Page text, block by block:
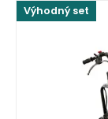
Výhodný set